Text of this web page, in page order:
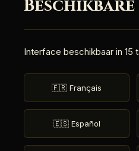
Interface beschikbaar in 15
🇫🇷 Français
🇪🇸 Español